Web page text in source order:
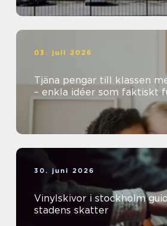
03. juli 2026
Tjäna pengar till klassen
– enkla idéer som faktiskt
30. juni 2026
Vinylskivor i stockholm guiden till
stadens skatter